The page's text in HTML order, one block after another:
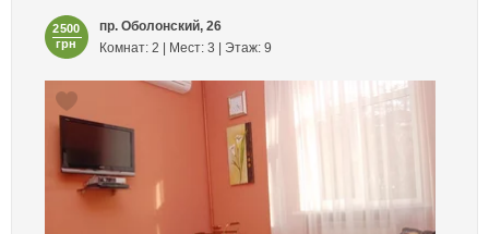
2500
грн
пр. Оболонский, 26
Комнат: 2 | Мест: 3 | Этаж: 9